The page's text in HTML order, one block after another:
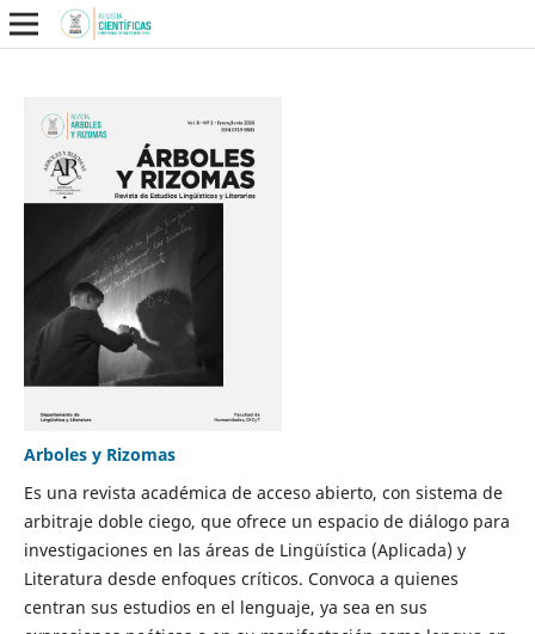
Arboles y Rizomas
Es una revista académica de acceso abierto, con sistema de
arbitraje doble ciego, que ofrece un espacio de diálogo para
investigaciones en las áreas de Lingüística (Aplicada) y
Literatura desde enfoques críticos. Convoca a quienes
centran sus estudios en el lenguaje, ya sea en sus